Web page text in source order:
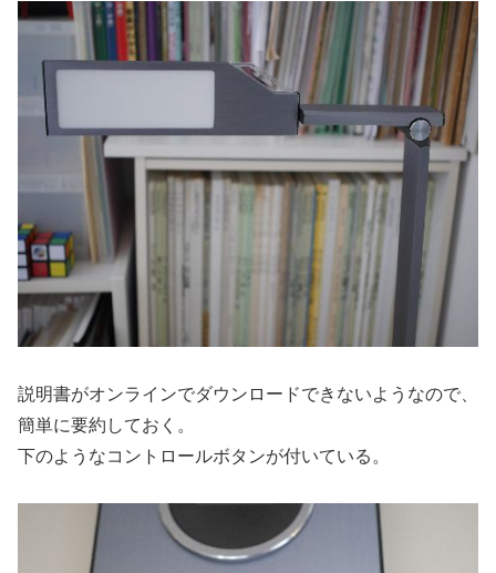
説明書がオンラインでダウンロードできないようなので、
簡単に要約しておく。
下のようなコントロールボタンが付いている。